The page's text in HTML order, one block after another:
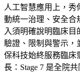
人工智慧應用上，
動統一治理、安全合
入須明確說明臨床
驗證、限制與警示，
保科技始終服務臨床
長：Stage 7 是全院